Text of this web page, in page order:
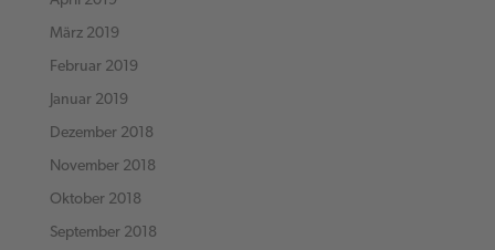
März 2019
Februar 2019
Januar 2019
Dezember 2018
November 2018
Oktober 2018
September 2018